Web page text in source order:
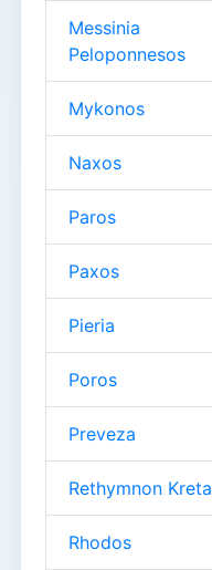
Messinia
Peloponnesos
Mykonos
Naxos
Paros
Paxos
Pieria
Poros
Preveza
Rethymnon Kreta
Rhodos